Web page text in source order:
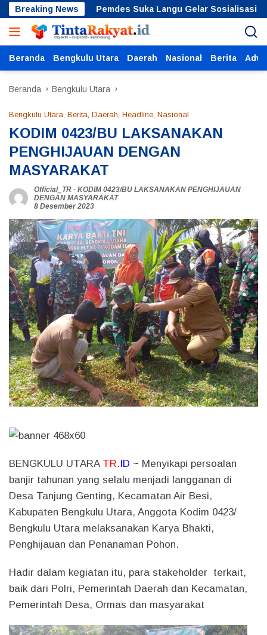
Langsung
ke
konten
Breaking NewsPemdes Suka Langu Gelar Sosialisasi Sadar
Beranda Bengkulu Utara Daerah Nasional Berita
Beranda Bengkulu Utara
Bengkulu Utara, Berita, Daerah, Headline, Nasional
KODIM 0423/BU LAKSANAKAN
PENGHIJAUAN DENGAN
MASYARAKAT
Official_TR - KODIM 0423/BU LAKSANAKAN PENGHIJAUAN
DENGAN MASYARAKAT
8 Desember 2023
BENGKULU UTARA TR.ID ~ Menyikapi persoalan
banjir tahunan yang selalu menjadi langganan di
Desa Tanjung Genting, Kecamatan Air Besi,
Kabupaten Bengkulu Utara, Anggota Kodim 0423/
Bengkulu Utara melaksanakan Karya Bhakti,
Penghijauan dan Penanaman Pohon.
Hadir dalam kegiatan itu, para stakeholder terkait,
baik dari Polri, Pemerintah Daerah dan Kecamatan,
Pemerintah Desa, Ormas dan masyarakat